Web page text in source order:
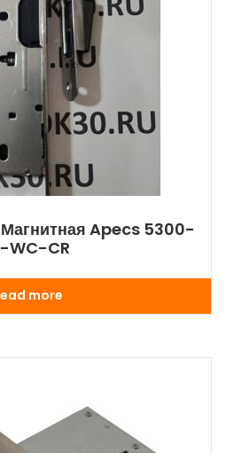
Apecs 5300-
WC-CR
more